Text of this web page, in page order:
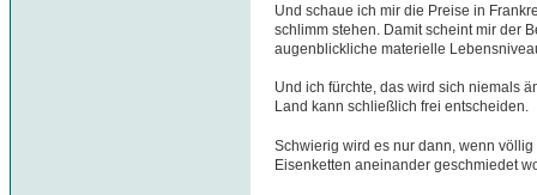
Und schaue ich mir die Preise in
schlimm stehen. Damit scheint mir der
augenblickliche materielle
Und ich fürchte, das wird sich niemals
Land kann schließlich frei entscheiden.
Schwierig wird es nur dann, wenn
Eisenketten aneinander geschmiedet